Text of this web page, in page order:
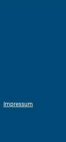
Impressum